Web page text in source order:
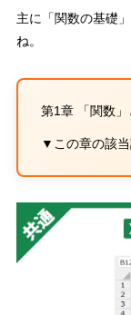
主に「関数の基礎
ね。
第1章 「関数
▼この章の該